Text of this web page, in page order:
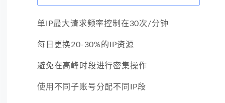
单IP最大请求频率控制在30次/分钟
每日更换20-30%的IP资源
避免在高峰时段进行密集操作
使用不同子账号分配不同IP段